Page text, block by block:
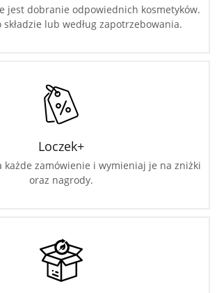
jest dobranie odpowiednich kosmetyków.
składzie lub według zapotrzebowania.
Loczek+
każde zamówienie i wymieniaj je na zniżki
oraz nagrody.